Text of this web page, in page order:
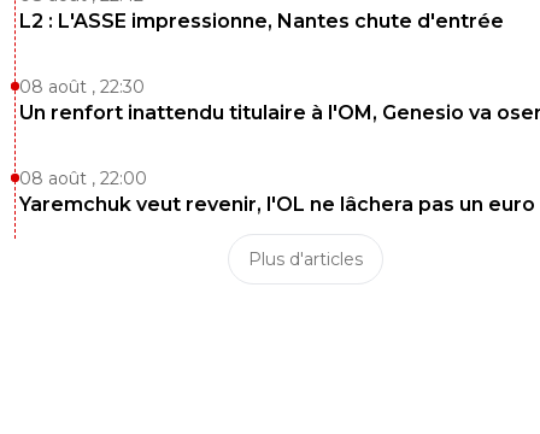
L2 : L'ASSE impressionne, Nantes chute d'entrée
08 août , 22:30
Un renfort inattendu titulaire à l'OM, Genesio va
08 août , 22:00
Yaremchuk veut revenir, l'OL ne lâchera pas un euro
Plus d'articles